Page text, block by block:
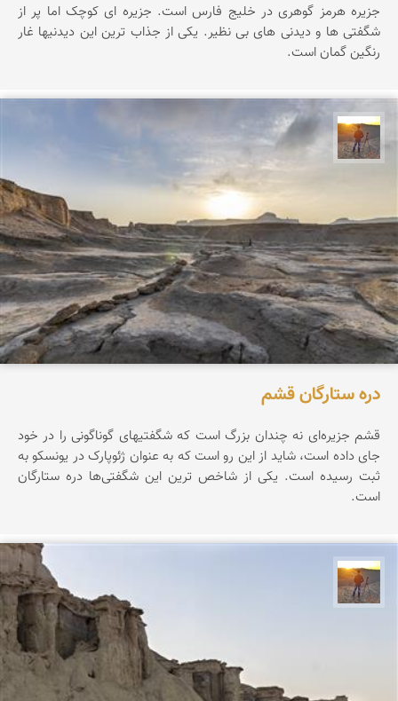
جزیره هرمز گوهری در خلیج فارس است. جزیره ای کوچک اما پر از
شگفتی ها و دیدنی های بی نظیر. یکی از جذاب ترین این دیدنیها غار
رنگین گمان است.
مهدی مخلصیان
دره ستارگان قشم
قشم جزیره‌ای نه چندان بزرگ است که شگفتیهای گوناگونی را در خود
جای داده است، شاید از این رو است که به عنوان ژئوپارک در یونسکو به
ثبت رسیده است. یکی از شاخص ترین این شگفتی‌ها دره ستارگان
است.